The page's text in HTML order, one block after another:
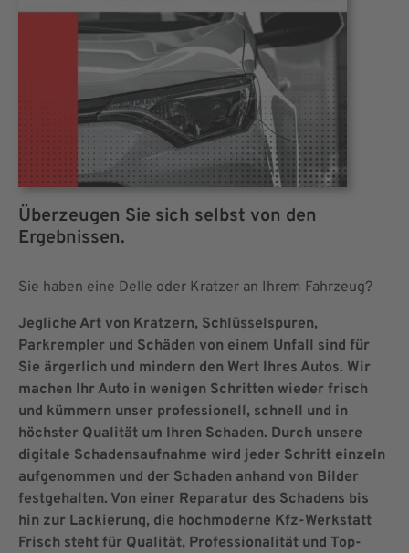
Überzeugen Sie sich selbst von den
Ergebnissen.
Sie haben eine Delle oder Kratzer an Ihrem Fahrzeug?
Jegliche Art von Kratzern, Schlüsselspuren,
Parkrempler und Schäden von einem Unfall sind für
Sie ärgerlich und mindern den Wert Ihres Autos. Wir
machen Ihr Auto in wenigen Schritten wieder frisch
und kümmern unser professionell, schnell und in
höchster Qualität um Ihren Schaden. Durch unsere
digitale Schadensaufnahme wird jeder Schritt einzeln
aufgenommen und der Schaden anhand von Bilder
festgehalten. Von einer Reparatur des Schadens bis
hin zur Lackierung, die hochmoderne Kfz-Werkstatt
Frisch steht für Qualität, Professionalität und Top-